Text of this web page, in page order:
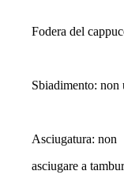
Fodera del
Sbiadimento: non
Asciugatura: non
asciugare a